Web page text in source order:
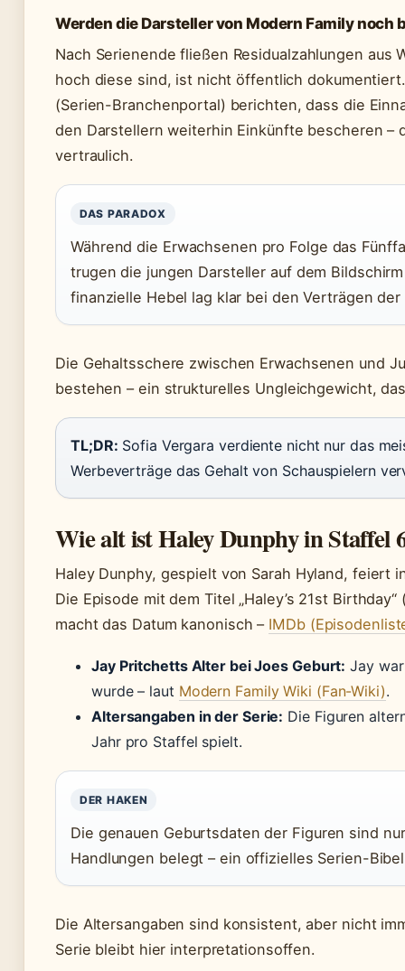
Werden die Darsteller von Modern Family noch
Nach Serienende fließen Residualzahlungen aus
hoch diese sind, ist nicht öffentlich
(Serien-Branchenportal) berichten, dass die
den Darstellern weiterhin Einkünfte bescheren –
vertraulich.
DAS PARADOX
Während die Erwachsenen pro Folge das
trugen die jungen Darsteller auf dem
finanzielle Hebel lag klar bei den Verträgen
Die Gehaltsschere zwischen Erwachsenen und
bestehen – ein strukturelles Ungleichgewicht,
TL;DR: Sofia Vergara verdiente nicht nur das
Werbeverträge das Gehalt von Schauspielern
Wie alt ist Haley Dunphy in Staffel
Haley Dunphy, gespielt von Sarah Hyland, feiert
Die Episode mit dem Titel „Haley’s 21st
macht das Datum kanonisch – IMDb
Jay Pritchetts Alter bei Joes Geburt: Jay
wurde – laut Modern Family Wiki (Fan-Wiki).
Altersangaben in der Serie: Die Figuren
Jahr pro Staffel spielt.
DER HAKEN
Die genauen Geburtsdaten der Figuren sind
Handlungen belegt – ein offizielles Serien-
Die Altersangaben sind konsistent, aber nicht
Serie bleibt hier interpretationsoffen.